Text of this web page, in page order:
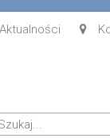
Aktualności